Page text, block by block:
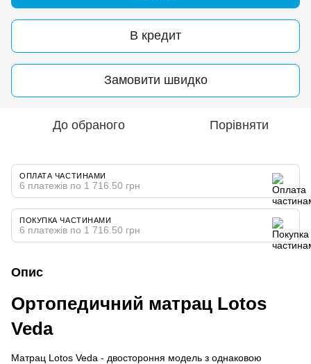
В кредит
Замовити швидко
До обраного Порівняти
ОПЛАТА ЧАСТИНАМИ
6 платежів по 1 716.50 грн
ПОКУПКА ЧАСТИНАМИ
6 платежів по 1 716.50 грн
Опис
Ортопедичний матрац Lotos
Veda
Матрац Lotos Veda - двостороння модель з однаковою